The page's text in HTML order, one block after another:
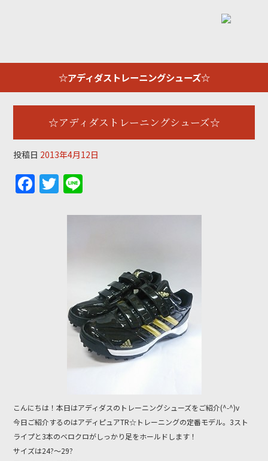
☆アディダストレーニングシューズ☆
☆アディダストレーニングシューズ☆
投稿日 2013年4月12日
F
a
T
w
itte
こんにちは！本日はアディダスのトレーニングシューズをご紹介(^-^)v
今日ご紹介するのはアディピュアTR☆トレーニングの定番モデル。3スト
ライプと3本のベロクロがしっかり足をホールドします！
サイズは24?〜29?